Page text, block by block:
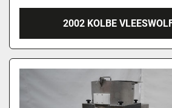
2002 KOLBE